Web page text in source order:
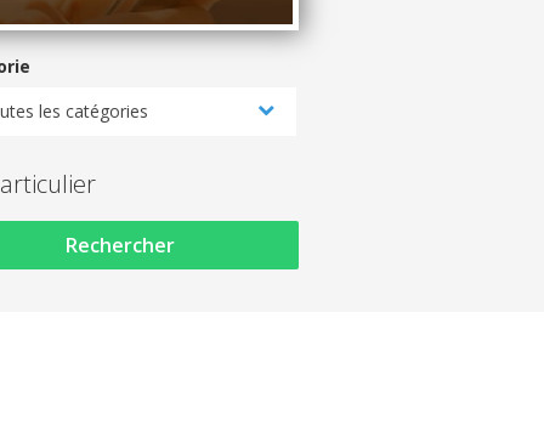
les catégories
Rechercher